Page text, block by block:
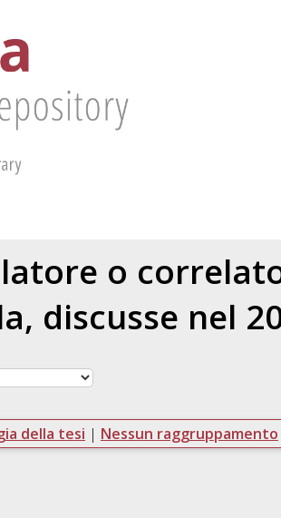
o
, discusse nel
della tesi | Nessun raggruppamento